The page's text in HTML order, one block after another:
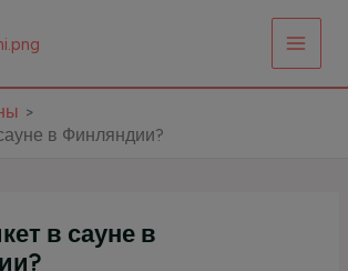
в Финляндии?
в сауне в